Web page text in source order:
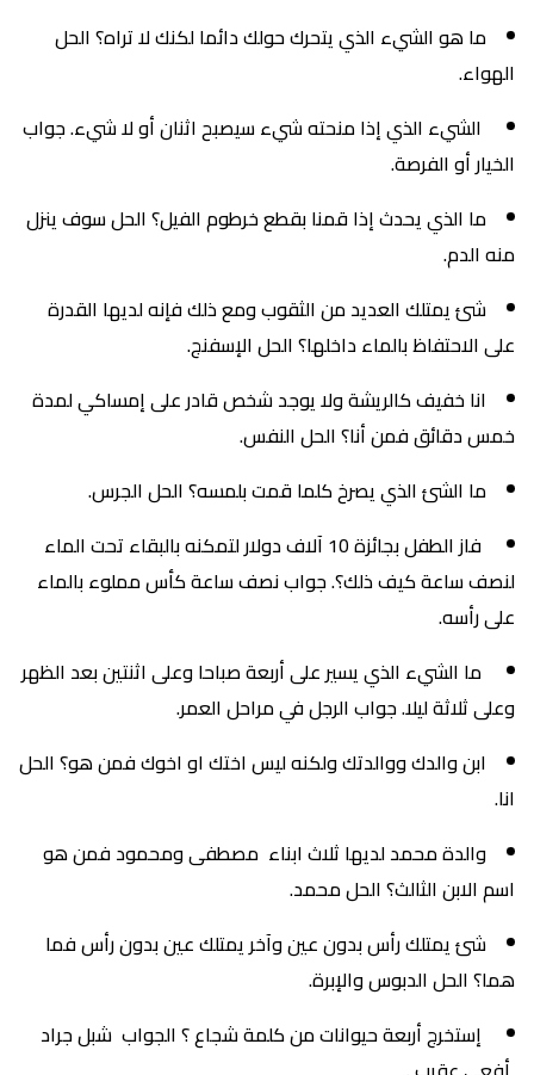
ما هو الشيء الذي يتحرك حولك دائما لكنك لا تراه؟ الحل
الهواء.
الشيء الذي إذا منحته شيء سيصبح اثنان أو لا شيء. جواب
الخيار أو الفرصة.
ما الذي يحدث إذا قمنا بقطع خرطوم الفيل؟ الحل سوف ينزل
منه الدم.
شئ يمتلك العديد من الثقوب ومع ذلك فإنه لديها القدرة
على الاحتفاظ بالماء داخلها؟ الحل الإسفنج.
انا خفيف كالريشة ولا يوجد شخص قادر على إمساكي لمدة
خمس دقائق فمن أنا؟ الحل النفس.
ما الشئ الذي يصرخ كلما قمت بلمسه؟ الحل الجرس.
فاز الطفل بجائزة 10 آلاف دولار لتمكنه بالبقاء تحت الماء
لنصف ساعة كيف ذلك؟. جواب نصف ساعة كأس مملوء بالماء
على رأسه.
ما الشيء الذي يسير على أربعة صباحا وعلى اثنتين بعد الظهر
وعلى ثلاثة ليلا. جواب الرجل في مراحل العمر.
ابن والدك ووالدتك ولكنه ليس اختك او اخوك فمن هو؟ الحل
انا.
والدة محمد لديها ثلاث ابناء مصطفى ومحمود فمن هو
اسم الابن الثالث؟ الحل محمد.
شئ يمتلك رأس بدون عين وآخر يمتلك عين بدون رأس فما
هما؟ الحل الدبوس والإبرة.
إستخرج أربعة حيوانات من كلمة شجاع ؟ الجواب شبل جراد